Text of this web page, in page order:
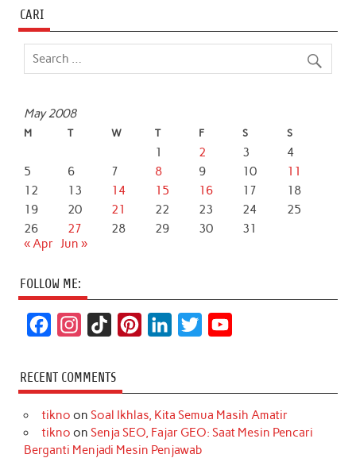
CARI
May 2008
M T W T F S S
1 2 3
4
5
6 7 8 9 10
11
12
13 14 15 16 17
18
19
20 21 22 23 24
25
26
27 28 29 30
31
« Apr Jun »
FOLLOW ME:
c
e
b
s
t
a
k
T
o
k
t
e
r
k
e
d
t
t
T
u
RECENT COMMENTS
tikno on Soal Ikhlas, Kita Semua Masih Amatir
tikno on Senja SEO, Fajar GEO: Saat Mesin Pencari
Berganti Menjadi Mesin Penjawab